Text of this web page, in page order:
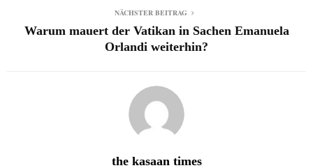
NÄCHSTER BEITRAG
Warum mauert der Vatikan in Sachen Emanuela
Orlandi weiterhin?
the kasaan times